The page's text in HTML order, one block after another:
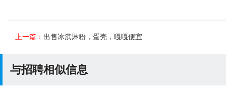
上一篇： 出售冰淇淋粉，蛋壳，嘎嘎便宜
与招聘相似信息